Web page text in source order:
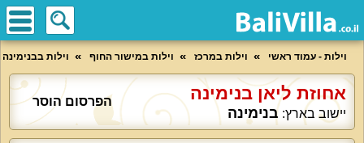
וילות - עמוד ראשי וילות במרכז וילות במישור החוף וילות בבנימינה
אחוזת ליאן בנימינה
יישוב בארץ: בנימינה
הפרסום הוסר